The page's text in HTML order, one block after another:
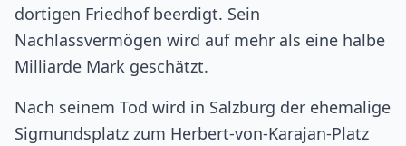
dortigen Friedhof beerdigt. Sein
Nachlassvermögen wird auf mehr als eine halbe
Milliarde Mark geschätzt.
Nach seinem Tod wird in Salzburg der ehemalige
Sigmundsplatz zum Herbert-von-Karajan-Platz